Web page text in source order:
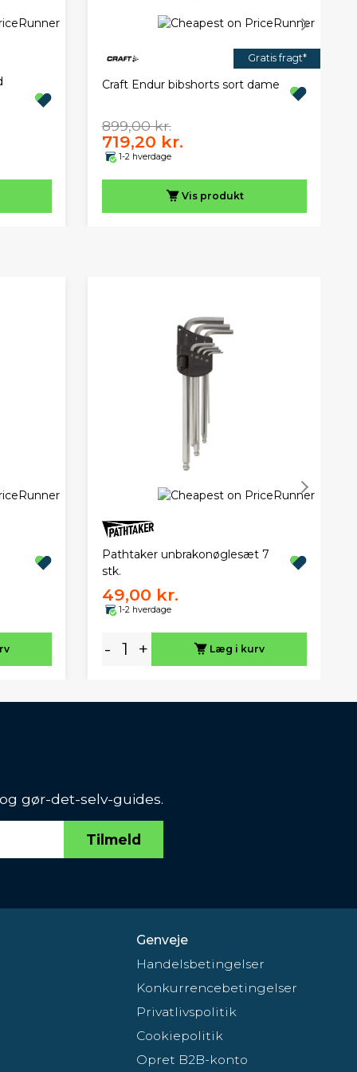
Gratis fragt*
Craft Endur bibshorts sort dame
899,00 kr.
719,20 kr.
1-2 hverdage
Vis produkt
Pathtaker unbrakonøglesæt 7
stk.
49,00 kr.
1-2 hverdage
- + Læg i kurv
gør-det-selv-guides.
Tilmeld
Genveje
Handelsbetingelser
Konkurrencebetingelser
Privatlivspolitik
Cookiepolitik
Opret B2B-konto